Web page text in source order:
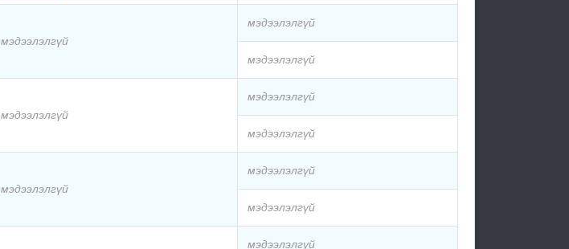
мэдээлэлгүй
мэдээлэлгүй
мэдээлэлгүй
мэдээлэлгүй
мэдээлэлгүй
мэдээлэлгүй
мэдээлэлгүй
мэдээлэлгүй
мэдээлэлгүй
мэдээлэлгүй